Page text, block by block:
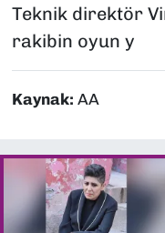
Teknik direktör
rakibin oyun y
Kaynak: AA